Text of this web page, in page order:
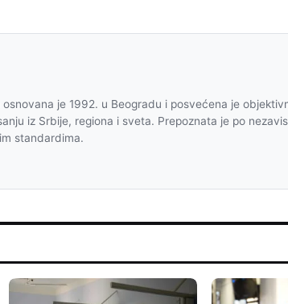
je 1992. u Beogradu i posvećena je
iz Srbije, regiona i sveta. Prepoznata je po
standardima.